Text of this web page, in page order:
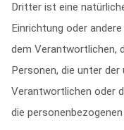
Dritter ist eine
Einrichtung oder
dem Verantwortlichen,
Personen, die unter
Verantwortlichen oder
die